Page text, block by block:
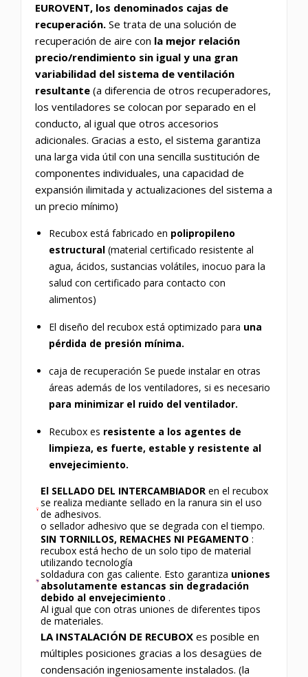
EUROVENT, los denominados cajas de
recuperación. Se trata de una solución de
recuperación de aire con la mejor relación
precio/rendimiento sin igual y una gran
variabilidad del sistema de ventilación
resultante (a diferencia de otros recuperadores,
los ventiladores se colocan por separado en el
conducto, al igual que otros accesorios
adicionales. Gracias a esto, el sistema garantiza
una larga vida útil con una sencilla sustitución de
componentes individuales, una capacidad de
expansión ilimitada y actualizaciones del sistema a
un precio mínimo)
Recubox está fabricado en polipropileno
estructural (material certificado resistente al
agua, ácidos, sustancias volátiles, inocuo para la
salud con certificado para contacto con
alimentos)
El diseño del recubox está optimizado para una
pérdida de presión mínima.
caja de recuperación Se puede instalar en otras
áreas además de los ventiladores, si es necesario
para minimizar el ruido del ventilador.
Recubox es resistente a los agentes de
limpieza, es fuerte, estable y resistente al
envejecimiento.
El SELLADO DEL INTERCAMBIADOR en el recubox
se realiza mediante sellado en la ranura sin el uso
de adhesivos.
o sellador adhesivo que se degrada con el tiempo.
SIN TORNILLOS, REMACHES NI PEGAMENTO :
recubox está hecho de un solo tipo de material
utilizando tecnología
soldadura con gas caliente. Esto garantiza uniones
absolutamente estancas sin degradación
debido al envejecimiento .
Al igual que con otras uniones de diferentes tipos
de materiales.
LA INSTALACIÓN DE RECUBOX es posible en
múltiples posiciones gracias a los desagües de
condensación ingeniosamente instalados. (la